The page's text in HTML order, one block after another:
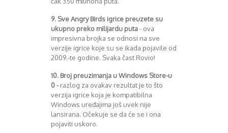
9. Sve Angry Birds igrice preuzete su
ukupno preko milijardu puta- ova
impresivna brojka se odnosi na sve
verzije igrice koje su se ikada pojavile od
2009.-te godine. Svaka čast Rovio!
10. Broj preuzimanja u Windows Store-u
0-razlog za ovakav rezultat je to što
verzija igrice koja je kompatibilna
Windows uređajima još uvek nije
lansirana. Očekuje se da će se i ona
pojaviti uskoro.